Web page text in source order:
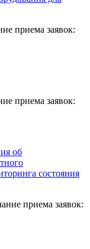
приема заявок:
приема заявок:
об
состояния
приема заявок: